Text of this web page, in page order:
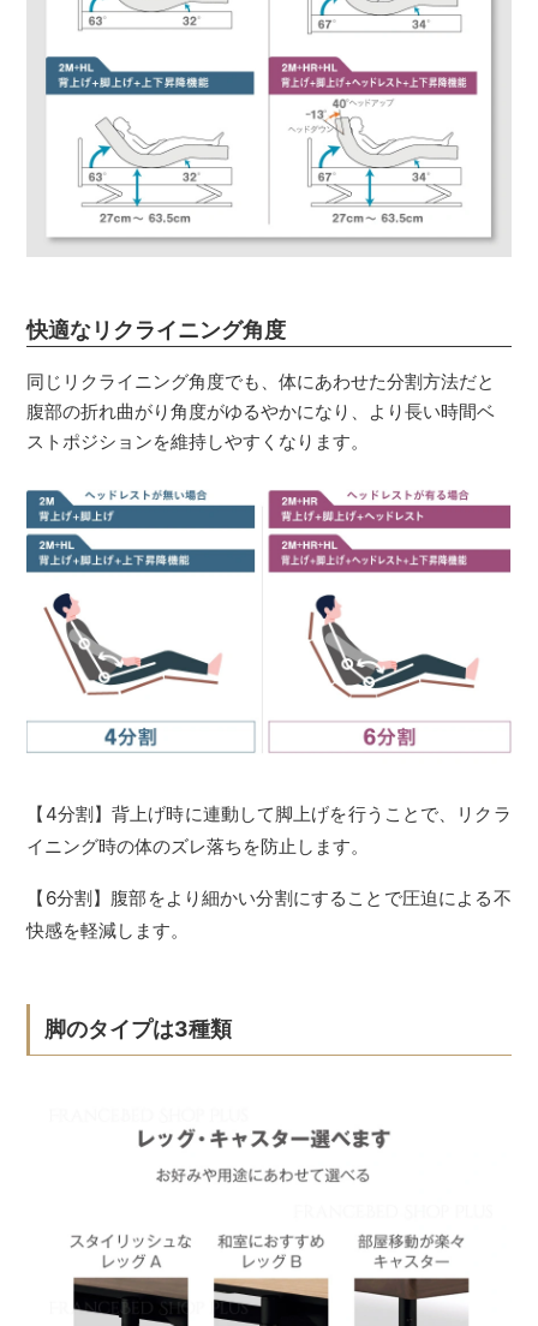
快適なリクライニング角度
同じリクライニング角度でも、体にあわせた分割方法だと
腹部の折れ曲がり角度がゆるやかになり、より長い時間ベ
ストポジションを維持しやすくなります。
【4分割】背上げ時に連動して脚上げを行うことで、リクラ
イニング時の体のズレ落ちを防止します。
【6分割】腹部をより細かい分割にすることで圧迫による不
快感を軽減します。
脚のタイプは3種類